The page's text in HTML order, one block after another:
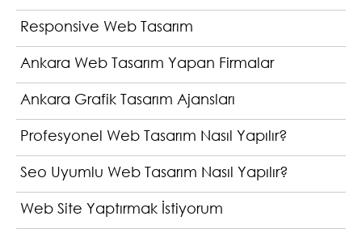
Responsive Web Tasarım
Ankara Web Tasarım Yapan Firmalar
Ankara Grafik Tasarım Ajansları
Profesyonel Web Tasarım Nasıl Yapılır?
Seo Uyumlu Web Tasarım Nasıl Yapılır?
Web Site Yaptırmak İstiyorum